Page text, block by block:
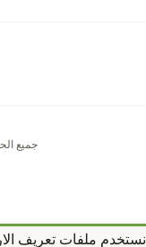
جميع